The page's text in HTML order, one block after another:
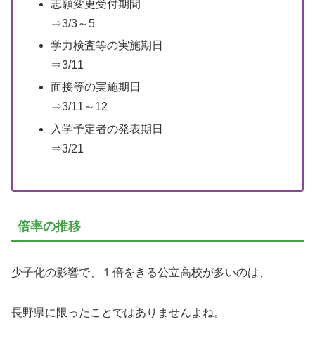
志願変更受付期間
⇒3/3～5
学力検査等の実施期日
⇒3/11
面接等の実施期日
⇒3/11～12
入学予定者の発表期日
⇒3/21
倍率の推移
少子化の影響で、１倍をきる公立高校が多いのは、
長野県に限ったことではありませんよね。